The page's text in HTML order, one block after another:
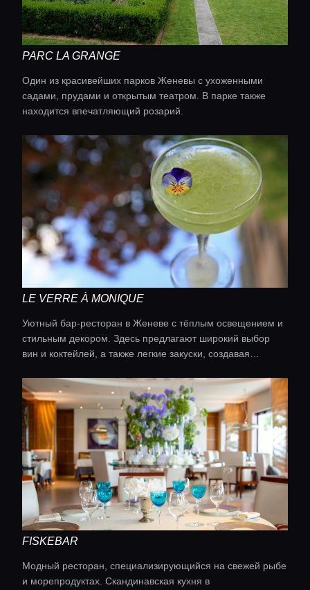
Консьерж сервис
Lifestyle журнал
PARC LA GRANGE
Один из красивейших парков Женевы с ухоженными
садами, прудами и открытым театром. В парке также
находится впечатляющий розарий.
LE VERRE À MONIQUE
Уютный бар-ресторан в Женеве с тёплым освещением и
стильным декором. Здесь предлагают широкий выбор
вин и коктейлей, а также легкие закуски, создавая
FISKEBAR
Модный ресторан, специализирующийся на свежей рыбе
и морепродуктах. Скандинавская кухня в